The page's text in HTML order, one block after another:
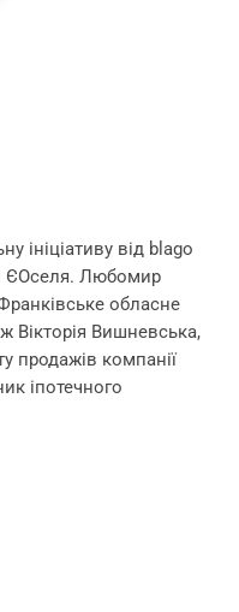
ініціативу від blago
ЄОселя. Любомир
обласне
Вікторія Вишневська,
продажів компанії
іпотечного